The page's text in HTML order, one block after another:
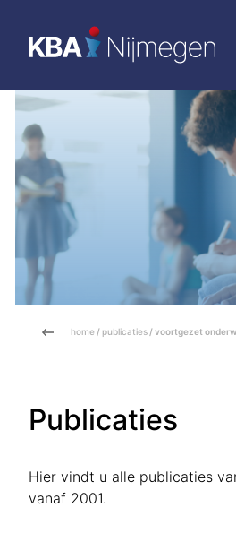
home / publicaties / voortgezet
Publicaties
Hier vindt u alle publicaties
vanaf 2001.